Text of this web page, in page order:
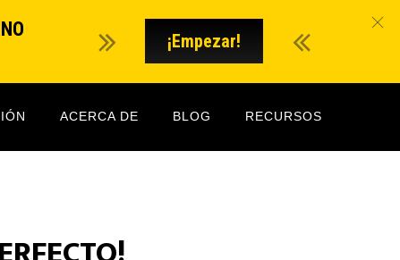
ACERCA DE BLOG RECURSOS
¡Empezar!